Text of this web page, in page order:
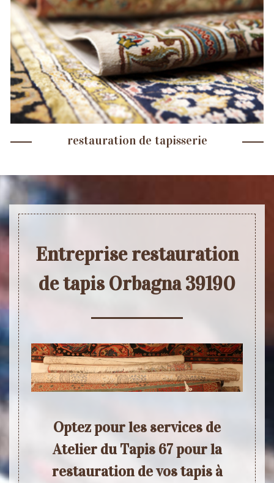
restauration de tapisserie
Entreprise restauration
de tapis Orbagna 39190
Optez pour les services de
Atelier du Tapis 67 pour la
restauration de vos tapis à